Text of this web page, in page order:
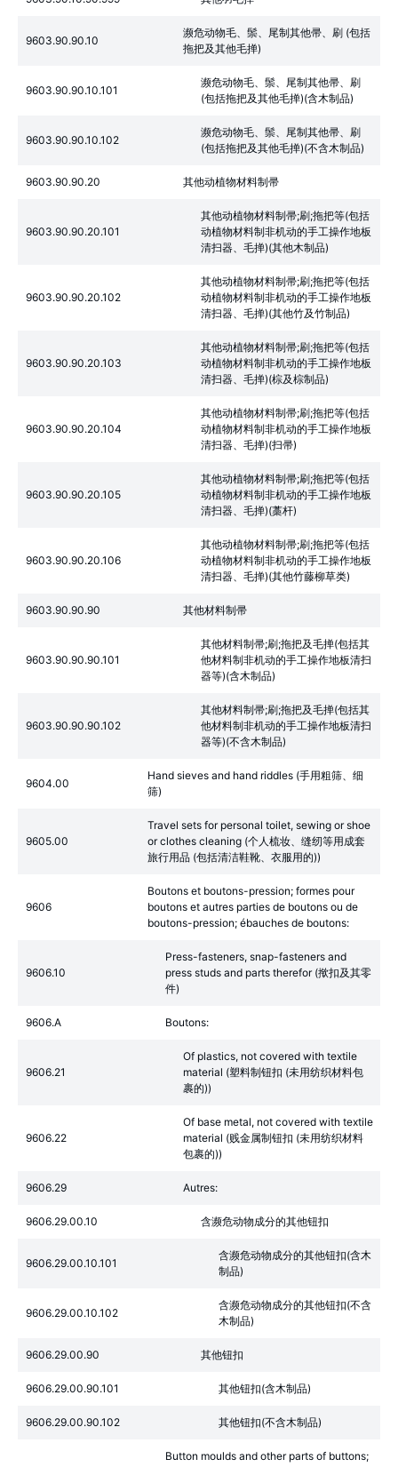
9603.90.90.10
濒危动物毛、鬃、尾制其他帚、刷 (包括
拖把及其他毛掸)
9603.90.90.10.101
濒危动物毛、鬃、尾制其他帚、刷
(包括拖把及其他毛掸)(含木制品)
9603.90.90.10.102
濒危动物毛、鬃、尾制其他帚、刷
(包括拖把及其他毛掸)(不含木制品)
9603.90.90.20 其他动植物材料制帚
9603.90.90.20.101
其他动植物材料制帚;刷;拖把等(包括
动植物材料制非机动的手工操作地板
清扫器、毛掸)(其他木制品)
9603.90.90.20.102
其他动植物材料制帚;刷;拖把等(包括
动植物材料制非机动的手工操作地板
清扫器、毛掸)(其他竹及竹制品)
9603.90.90.20.103
其他动植物材料制帚;刷;拖把等(包括
动植物材料制非机动的手工操作地板
清扫器、毛掸)(棕及棕制品)
9603.90.90.20.104
其他动植物材料制帚;刷;拖把等(包括
动植物材料制非机动的手工操作地板
清扫器、毛掸)(扫帚)
9603.90.90.20.105
其他动植物材料制帚;刷;拖把等(包括
动植物材料制非机动的手工操作地板
清扫器、毛掸)(藁杆)
9603.90.90.20.106
其他动植物材料制帚;刷;拖把等(包括
动植物材料制非机动的手工操作地板
清扫器、毛掸)(其他竹藤柳草类)
9603.90.90.90 其他材料制帚
9603.90.90.90.101
其他材料制帚;刷;拖把及毛掸(包括其
他材料制非机动的手工操作地板清扫
器等)(含木制品)
9603.90.90.90.102
其他材料制帚;刷;拖把及毛掸(包括其
他材料制非机动的手工操作地板清扫
器等)(不含木制品)
9604.00
Hand sieves and hand riddles (手用粗筛、细
筛)
9605.00
Travel sets for personal toilet, sewing or shoe
or clothes cleaning (个人梳妆、缝纫等用成套
旅行用品 (包括清洁鞋靴、衣服用的))
9606
Boutons et boutons-pression; formes pour
boutons et autres parties de boutons ou de
boutons-pression; ébauches de boutons:
9606.10
Press-fasteners, snap-fasteners and
press studs and parts therefor (揿扣及其零
件)
9606.A Boutons:
9606.21
Of plastics, not covered with textile
material (塑料制钮扣 (未用纺织材料包
裹的))
9606.22
Of base metal, not covered with textile
material (贱金属制钮扣 (未用纺织材料
包裹的))
9606.29 Autres:
9606.29.00.10 含濒危动物成分的其他钮扣
9606.29.00.10.101
含濒危动物成分的其他钮扣(含木
制品)
9606.29.00.10.102
含濒危动物成分的其他钮扣(不含
木制品)
9606.29.00.90 其他钮扣
9606.29.00.90.101 其他钮扣(含木制品)
9606.29.00.90.102 其他钮扣(不含木制品)
Button moulds and other parts of buttons;